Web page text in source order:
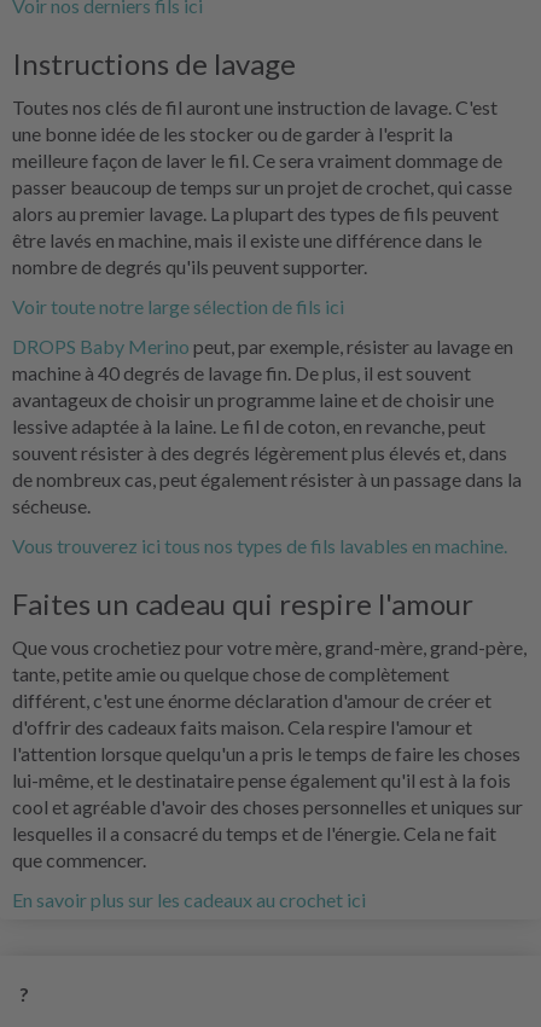
Voir nos derniers fils ici
Instructions de lavage
Toutes nos clés de fil auront une instruction de lavage. C'est
une bonne idée de les stocker ou de garder à l'esprit la
meilleure façon de laver le fil. Ce sera vraiment dommage de
passer beaucoup de temps sur un projet de crochet, qui casse
alors au premier lavage. La plupart des types de fils peuvent
être lavés en machine, mais il existe une différence dans le
nombre de degrés qu'ils peuvent supporter.
Voir toute notre large sélection de fils ici
DROPS Baby Merino peut, par exemple, résister au lavage en
machine à 40 degrés de lavage fin. De plus, il est souvent
avantageux de choisir un programme laine et de choisir une
lessive adaptée à la laine. Le fil de coton, en revanche, peut
souvent résister à des degrés légèrement plus élevés et, dans
de nombreux cas, peut également résister à un passage dans la
sécheuse.
Vous trouverez ici tous nos types de fils lavables en machine.
Faites un cadeau qui respire l'amour
Que vous crochetiez pour votre mère, grand-mère, grand-père,
tante, petite amie ou quelque chose de complètement
différent, c'est une énorme déclaration d'amour de créer et
d'offrir des cadeaux faits maison. Cela respire l'amour et
l'attention lorsque quelqu'un a pris le temps de faire les choses
lui-même, et le destinataire pense également qu'il est à la fois
cool et agréable d'avoir des choses personnelles et uniques sur
lesquelles il a consacré du temps et de l'énergie. Cela ne fait
que commencer.
En savoir plus sur les cadeaux au crochet ici
?